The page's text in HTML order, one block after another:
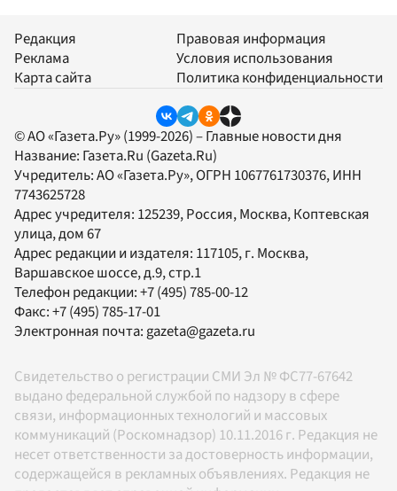
Редакция
Реклама
Карта сайта
Правовая информация
Условия использования
Политика конфиденциальности
© АО «Газета.Ру» (1999-2026) – Главные новости дня
Название: Газета.Ru (Gazeta.Ru)
Учредитель:АО «Газета.Ру», ОГРН 1067761730376, ИНН
7743625728
Адрес учредителя: 125239, Россия, Москва, Коптевская
улица, дом 67
Адрес редакции и издателя: 117105, г. Москва,
Варшавское шоссе, д.9, стр.1
Телефон редакции:+7 (495) 785-00-12
Факс:+7 (495) 785-17-01
Электронная почта:gazeta@gazeta.ru
Свидетельство о регистрации СМИ Эл № ФС77-67642
выдано федеральной службой по надзору в сфере
связи, информационных технологий и массовых
коммуникаций (Роскомнадзор) 10.11.2016 г. Редакция не
несет ответственности за достоверность информации,
содержащейся в рекламных объявлениях. Редакция не